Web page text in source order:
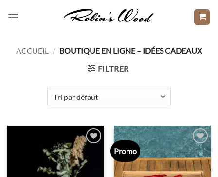
ACCUEIL / BOUTIQUE EN LIGNE – IDÉES CADEAUX
FILTRER
Ajouter
à la liste
d’envies
Promo
Ajouter
à la liste
d’envies